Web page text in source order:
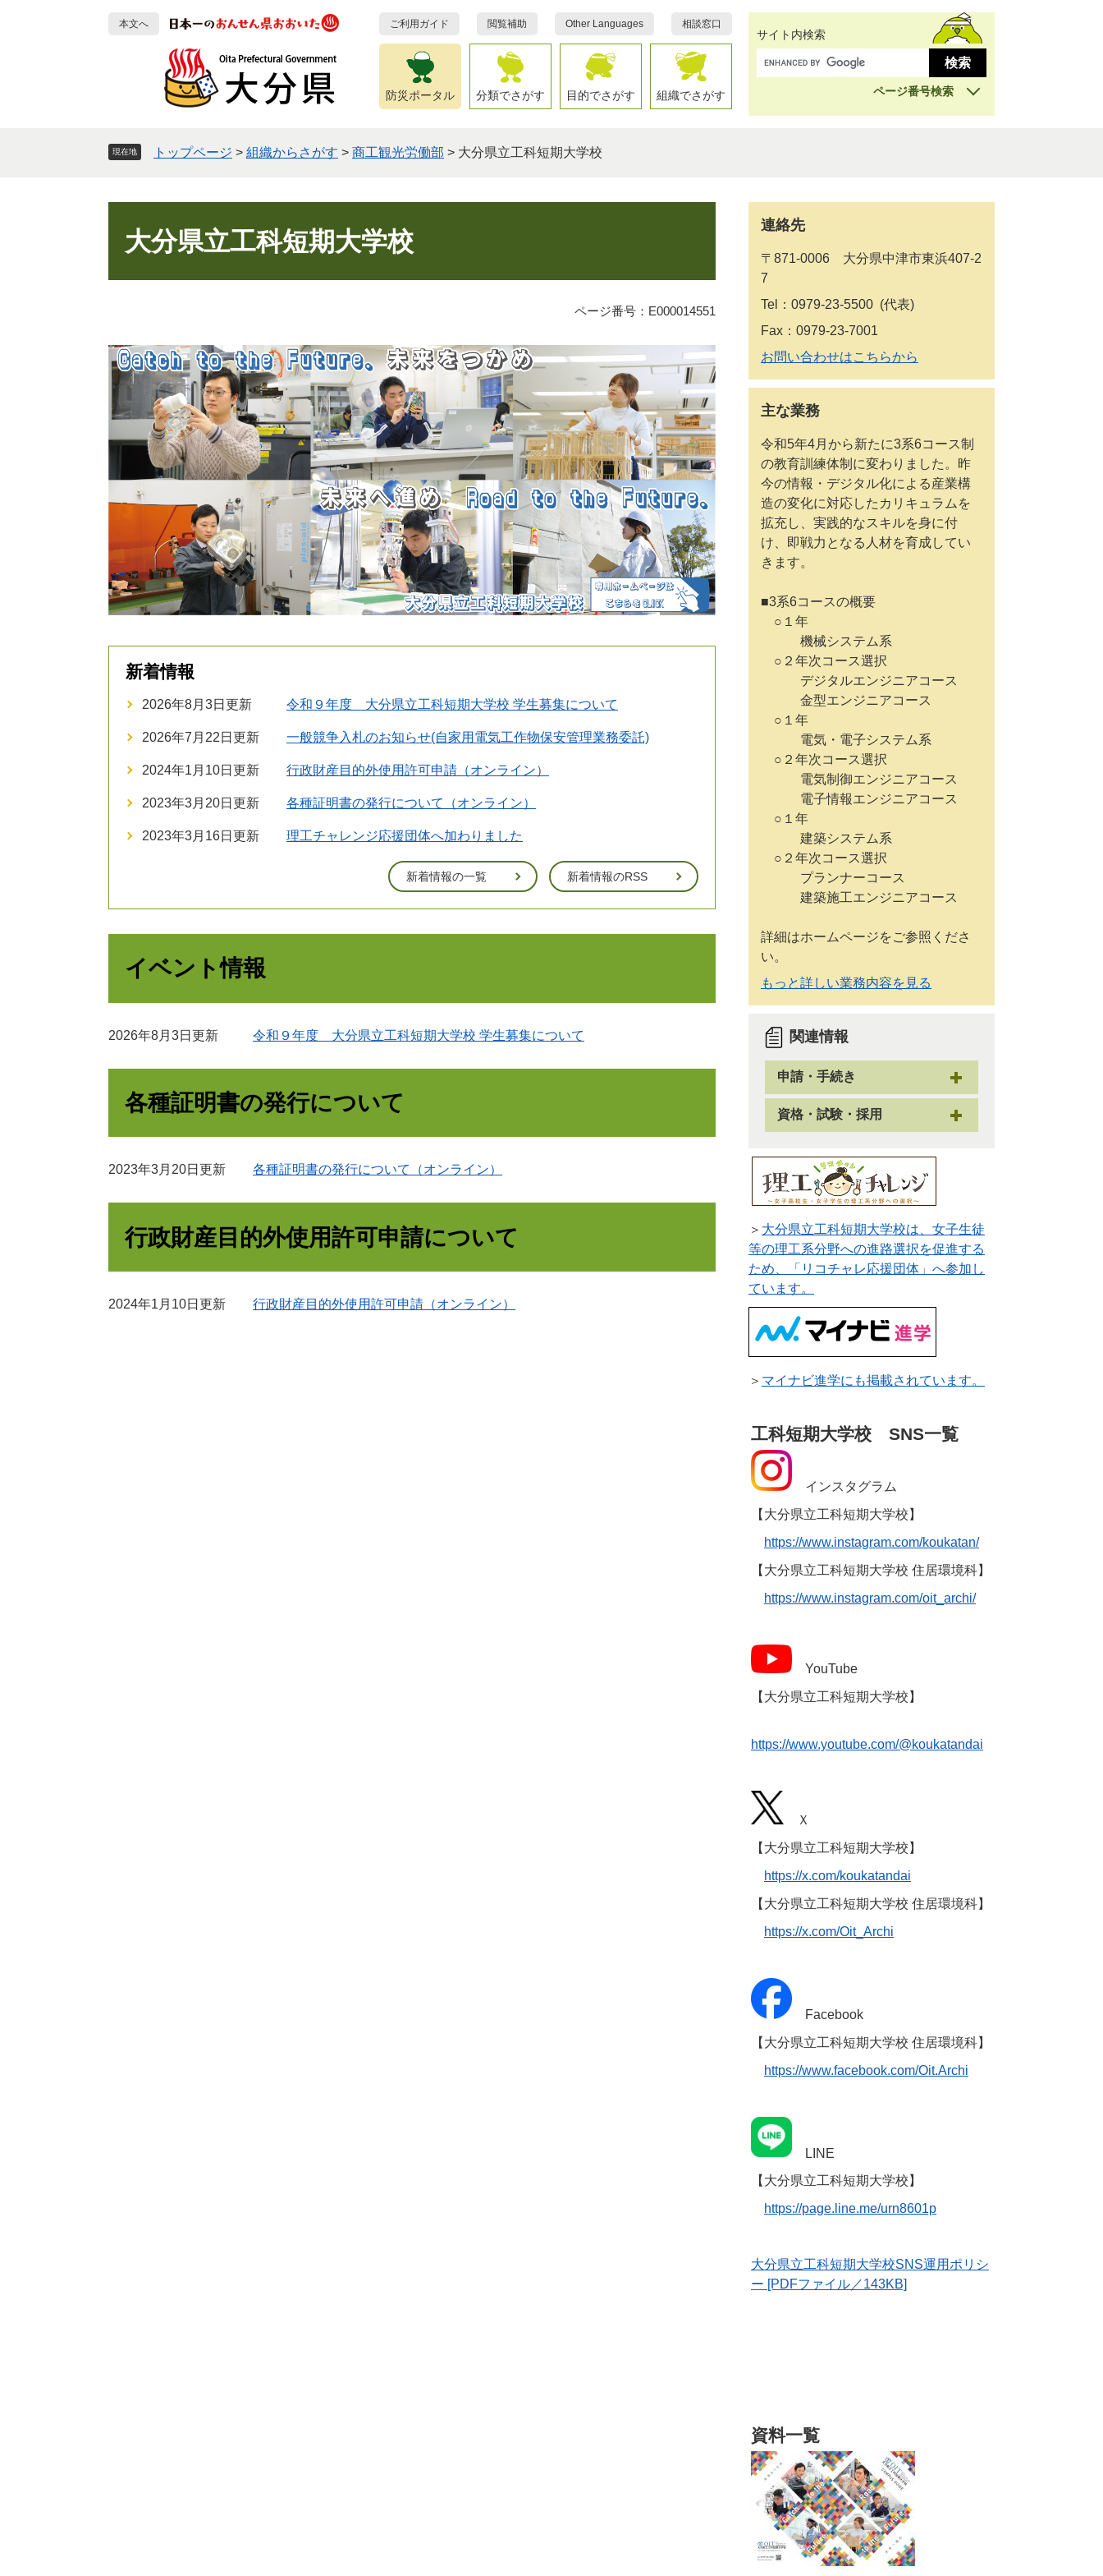
本文へ ご利用ガイド 閲覧補助 Other Languages 相談窓口
防災ポータル 分類でさがす 目的でさがす 組織でさがす
サイト内検索
ページ番号検索
現在地 トップページ > 組織からさがす > 商工観光労働部 > 大分県立工科短期大学校
大分県立工科短期大学校
ページ番号：E000014551
新着情報
2026年8月3日更新 令和９年度 大分県立工科短期大学校 学生募集について
2026年7月22日更新 一般競争入札のお知らせ(自家用電気工作物保安管理業務委託)
2024年1月10日更新 行政財産目的外使用許可申請（オンライン）
2023年3月20日更新 各種証明書の発行について（オンライン）
2023年3月16日更新 理工チャレンジ応援団体へ加わりました
新着情報の一覧 新着情報のRSS
イベント情報
2026年8月3日更新 令和９年度 大分県立工科短期大学校 学生募集について
各種証明書の発行について
2023年3月20日更新 各種証明書の発行について（オンライン）
行政財産目的外使用許可申請について
2024年1月10日更新 行政財産目的外使用許可申請（オンライン）
連絡先
〒871-0006 大分県中津市東浜407-2
7
Tel：0979-23-5500
代表
Fax：0979-23-7001
お問い合わせはこちらから
主な業務
令和5年4月から新たに3系6コース制
の教育訓練体制に変わりました。昨
今の情報・デジタル化による産業構
造の変化に対応したカリキュラムを
拡充し、実践的なスキルを身に付
け、即戦力となる人材を育成してい
きます。
■3系6コースの概要
○１年
機械システム系
○２年次コース選択
デジタルエンジニアコース
金型エンジニアコース
○１年
電気・電子システム系
○２年次コース選択
電気制御エンジニアコース
電子情報エンジニアコース
○１年
建築システム系
○２年次コース選択
プランナーコース
建築施工エンジニアコース
詳細はホームページをご参照くださ
い。
もっと詳しい業務内容を見る
関連情報
申請・手続き
資格・試験・採用
＞ 大分県立工科短期大学校は、女子生徒
等の理工系分野への進路選択を促進する
ため、「リコチャレ応援団体」へ参加し
ています。
＞ マイナビ進学にも掲載されています。
工科短期大学校 SNS一覧
インスタグラム
【大分県立工科短期大学校】
https://www.instagram.com/koukatan/
【大分県立工科短期大学校 住居環境科】
https://www.instagram.com/oit_archi/
YouTube
【大分県立工科短期大学校】
https://www.youtube.com/@koukatandai
Ｘ
【大分県立工科短期大学校】
https://x.com/koukatandai
【大分県立工科短期大学校 住居環境科】
https://x.com/Oit_Archi
Facebook
【大分県立工科短期大学校 住居環境科】
https://www.facebook.com/Oit.Archi
LINE
【大分県立工科短期大学校】
https://page.line.me/urn8601p
大分県立工科短期大学校SNS運用ポリシ
ー [PDFファイル／143KB]
資料一覧